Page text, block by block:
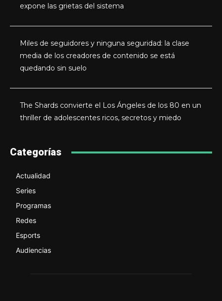
expone las grietas del sistema
Miles de seguidores y ninguna seguridad: la clase
media de los creadores de contenido se está
quedando sin suelo
The Shards convierte el Los Ángeles de los 80 en un
thriller de adolescentes ricos, secretos y miedo
Categorías
Actualidad
Series
Programas
Redes
Esports
Audiencias